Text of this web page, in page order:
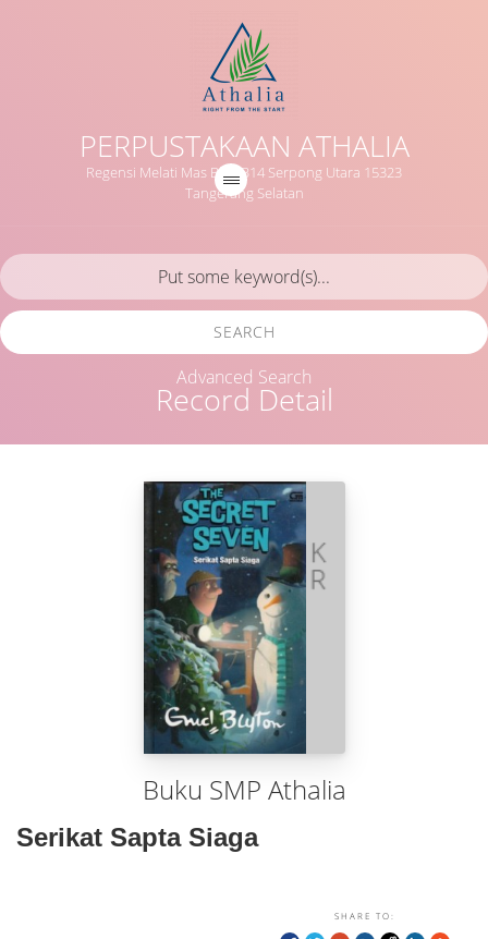
PERPUSTAKAAN ATHALIA
Regensi Melati Mas Blok B14 Serpong Utara 15323
Tangerang Selatan
Record Detail
SEARCH
Advanced Search
Buku SMP Athalia
Serikat Sapta Siaga
SHARE TO: